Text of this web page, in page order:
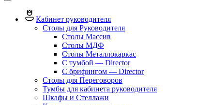
Кабинет руководителя
Столы для Руководителя
Столы Массив
Столы МДФ
Столы Металлокаркас
С тумбой — Director
C брифингом — Director
Столы для Переговоров
Тумбы для кабинета руководителя
Шкафы и Стеллажи